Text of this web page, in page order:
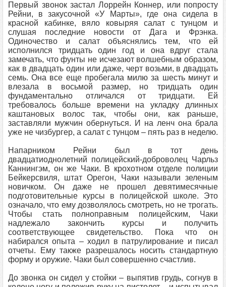
Первый звонок застал Лоррейн Коннер, или попросту
Рейни, в закусочной «У Марты», где она сидела в
красной кабинке, вяло ковыряя салат с тунцом и
слушая последние новости от Дага и Фрэнка.
Одиночество и салат объяснялись тем, что ей
исполнился тридцать один год и она вдруг стала
замечать, что фунты не исчезают волшебным образом,
как в двадцать один или даже, черт возьми, в двадцать
семь. Она все еще пробегала милю за шесть минут и
влезала в восьмой размер, но тридцать один
фундаментально отличался от тридцати. Ей
требовалось больше времени на укладку длинных
каштановых волос так, чтобы они, как раньше,
заставляли мужчин обернуться. И на ленч она брала
уже не чизбургер, а салат с тунцом – пять раз в неделю.
Напарником Рейни был в тот день
двадцатиоднолетний полицейский-доброволец Чарльз
Каннингэм, он же Чаки. В крохотном отделе полиции
Бейкерсвиля, штат Орегон, Чаки называли зеленым
новичком. Он даже не прошел девятимесячные
подготовительные курсы в полицейской школе. Это
означало, что ему дозволялось смотреть, но не трогать.
Чтобы стать полноправным полицейским, Чаки
надлежало закончить курсы и получить
соответствующее свидетельство. Пока что он
набирался опыта – ходил в патрулирование и писал
отчеты. Ему также разрешалось носить стандартную
форму и оружие. Чаки был совершенно счастлив.
До звонка он сидел у стойки – выпятив грудь, согнув в